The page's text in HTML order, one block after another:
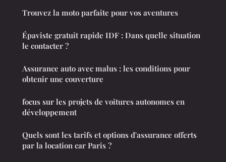
Trouvez la moto parfaite pour vos aventures
Épaviste gratuit rapide IDF : Dans quelle situation
le contacter ?
Assurance auto avec malus : les conditions pour
obtenir une couverture
focus sur les projets de voitures autonomes en
développement
Quels sont les tarifs et options d'assurance offerts
par la location car Paris ?